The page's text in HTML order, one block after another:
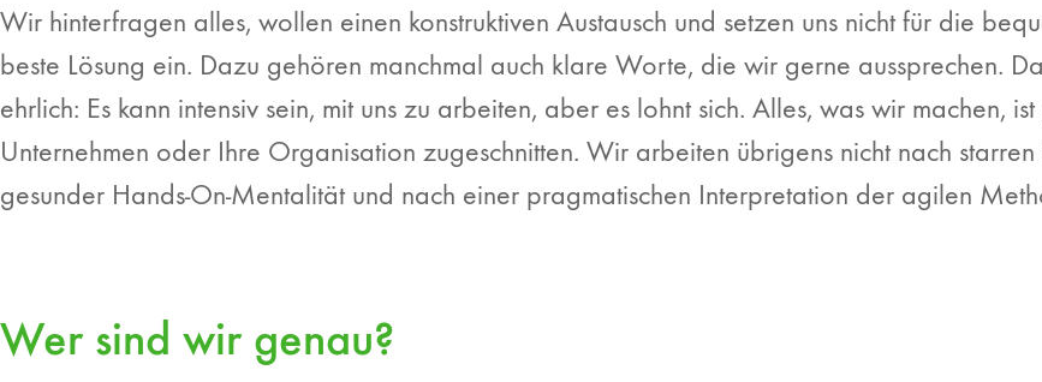
Wir hinterfragen alles, wollen einen konstruktiven Austausch und setzen uns nicht für die
beste Lösung ein. Dazu gehören manchmal auch klare Worte, die wir gerne aussprechen.
ehrlich: Es kann intensiv sein, mit uns zu arbeiten, aber es lohnt sich. Alles, was wir machen,
Unternehmen oder Ihre Organisation zugeschnitten. Wir arbeiten übrigens nicht nach
gesunder Hands-On-Mentalität und nach einer pragmatischen Interpretation der agilen
Wer sind wir genau?